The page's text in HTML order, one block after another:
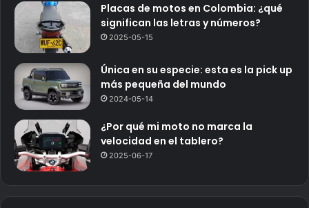
Placas de motos en Colombia: ¿qué
significan las letras y números?
2025-05-15
Única en su especie: esta es la pick up
más pequeña del mundo
2024-05-14
¿Por qué mi moto no marca la
velocidad en el tablero?
2025-06-17